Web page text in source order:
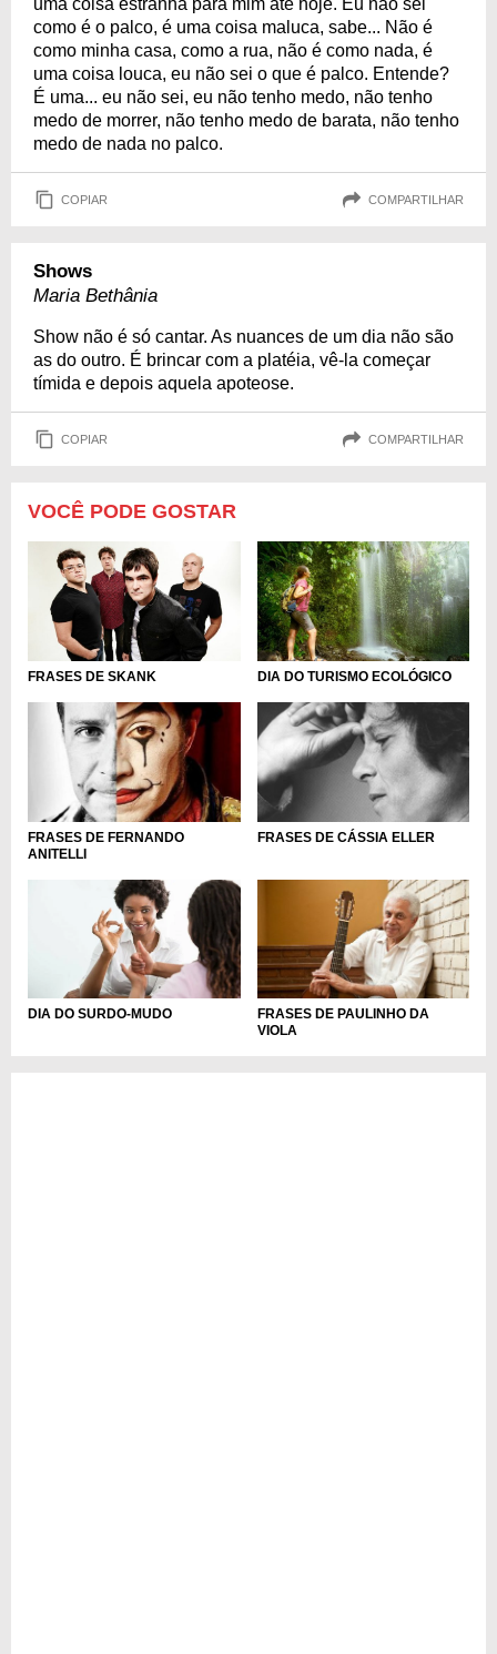
uma coisa estranha para mim até hoje. Eu não sei
como é o palco, é uma coisa maluca, sabe... Não é
como minha casa, como a rua, não é como nada, é
uma coisa louca, eu não sei o que é palco. Entende?
É uma... eu não sei, eu não tenho medo, não tenho
medo de morrer, não tenho medo de barata, não tenho
medo de nada no palco.
COPIAR COMPARTILHAR
Shows
Maria Bethânia
Show não é só cantar. As nuances de um dia não são
as do outro. É brincar com a platéia, vê-la começar
tímida e depois aquela apoteose.
COPIAR COMPARTILHAR
VOCÊ PODE GOSTAR
FRASES DE SKANK DIA DO TURISMO ECOLÓGICO
FRASES DE FERNANDO
ANITELLI
FRASES DE CÁSSIA ELLER
DIA DO SURDO-MUDO
FRASES DE PAULINHO DA
VIOLA